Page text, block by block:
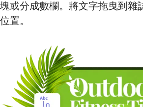
塊或分成數欄。將文字拖曳到雜
位置。